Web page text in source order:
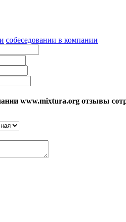
собеседовании в компании
www.mixtura.org отзывы